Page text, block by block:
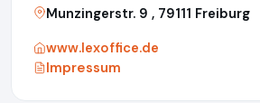
Munzingerstr. 9 , 79111 Freiburg
www.lexoffice.de
Impressum